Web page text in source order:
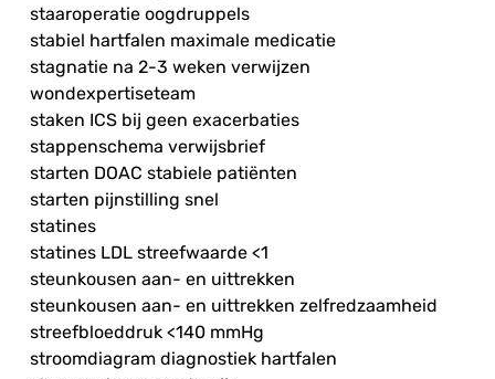
staaroperatie oogdruppels
stabiel hartfalen maximale medicatie
stagnatie na 2-3 weken verwijzen
wondexpertiseteam
staken ICS bij geen exacerbaties
stappenschema verwijsbrief
starten DOAC stabiele patiënten
starten pijnstilling snel
statines
statines LDL streefwaarde <1
steunkousen aan- en uittrekken
steunkousen aan- en uittrekken zelfredzaamheid
streefbloeddruk <140 mmHg
stroomdiagram diagnostiek hartfalen